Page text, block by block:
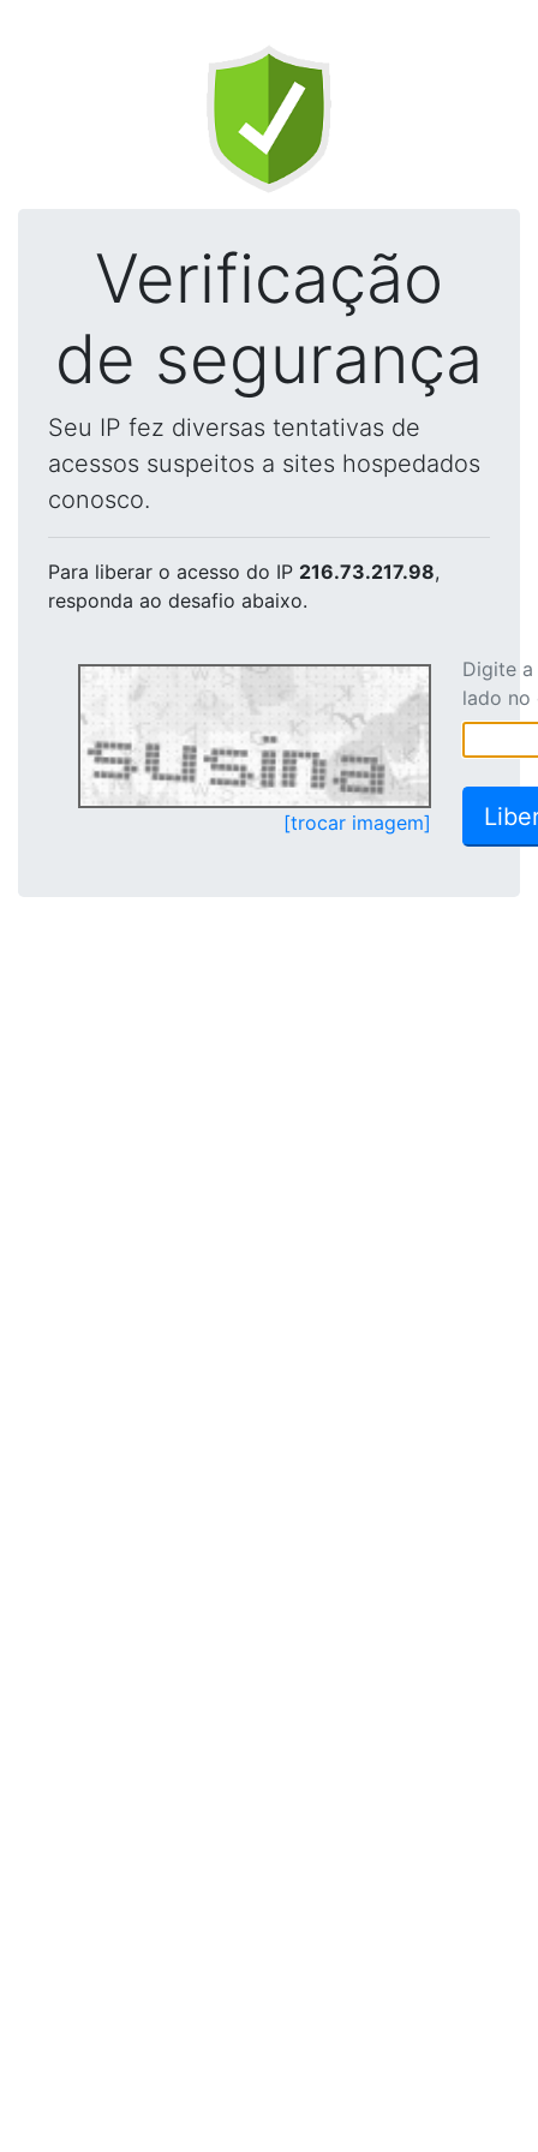
Verificação
de segurança
Seu IP fez diversas tentativas de
acessos suspeitos a sites hospedados
conosco.
Para liberar o acesso do IP 216.73.217.98,
responda ao desafio abaixo.
[trocar imagem]
Digite
lado no